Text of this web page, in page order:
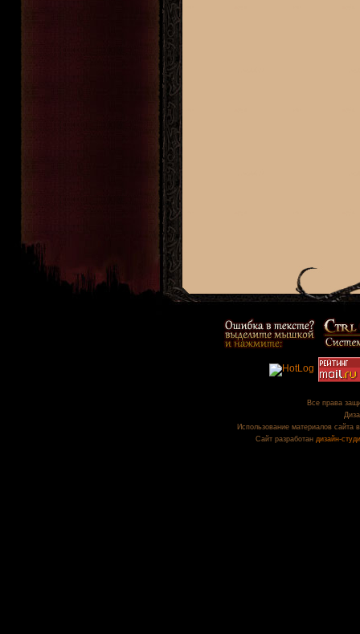
Все права
Использование материалов сайта
Сайт разработан дизайн-